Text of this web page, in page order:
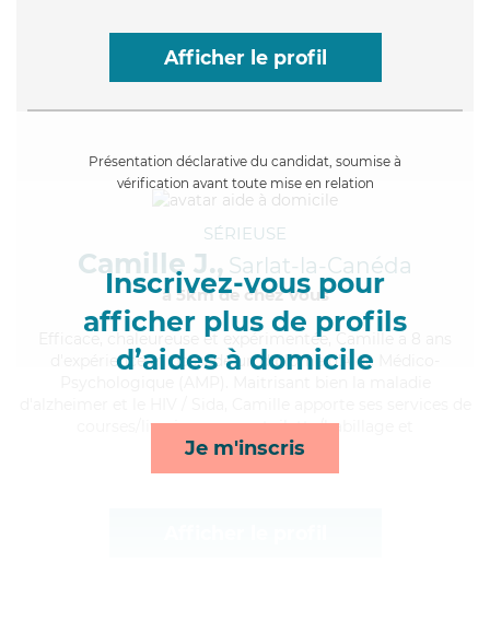
Afficher le profil
Présentation déclarative du candidat, soumise à
vérification avant toute mise en relation
Inscrivez-vous pour
afficher plus de profils
d’aides à domicile
Je m'inscris
SÉRIEUSE
Camille J., Sarlat-la-Canéda
à 5km de chez Vous
, chaleureuse et expérimentée, Camille a 8 ans
d'expérience et possède un diplôme d'Aide Médico-
courses/livraison, repas, toilette/habillage et
surveillance de nuit*